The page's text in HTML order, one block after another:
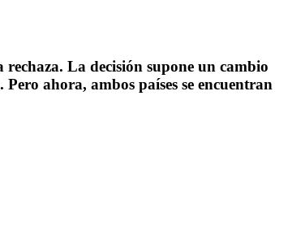
La decisión supone un cambio
ahora, ambos países se encuentran